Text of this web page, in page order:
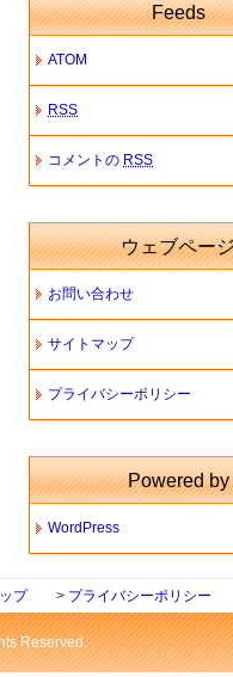
Feeds
ATOM
RSS
コメントの RSS
ウェブペー
お問い合わせ
サイトマップ
プライバシーポリシー
Powered by
WordPress
プ > プライバシーポリシー
Reserved.